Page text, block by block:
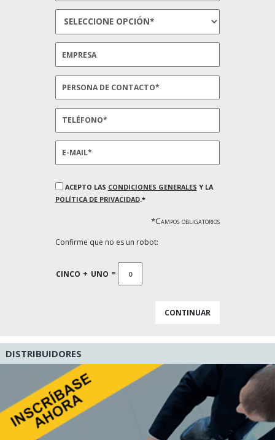
ACEPTO LAS CONDICIONES GENERALES Y LA
POLÍTICA DE PRIVACIDAD.*
*Campos obligatorios
Confirme que no es un robot:
CINCO + UNO =
DISTRIBUIDORES